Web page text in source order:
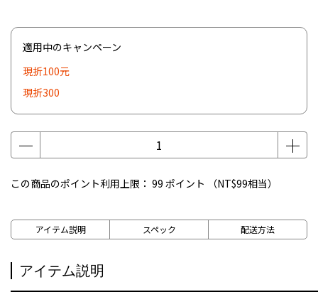
適用中のキャンペーン
現折100元
現折300
この商品のポイント利用上限： 99 ポイント （NT$99相当）
アイテム説明 スペック 配送方法
アイテム説明